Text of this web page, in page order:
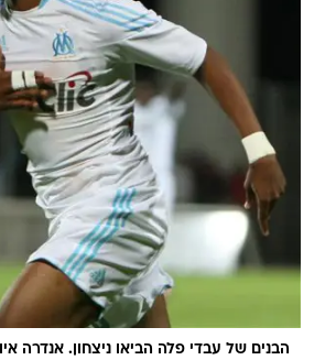
הבנים של עבדי פלה הביאו ניצחון. אנדרה איוו